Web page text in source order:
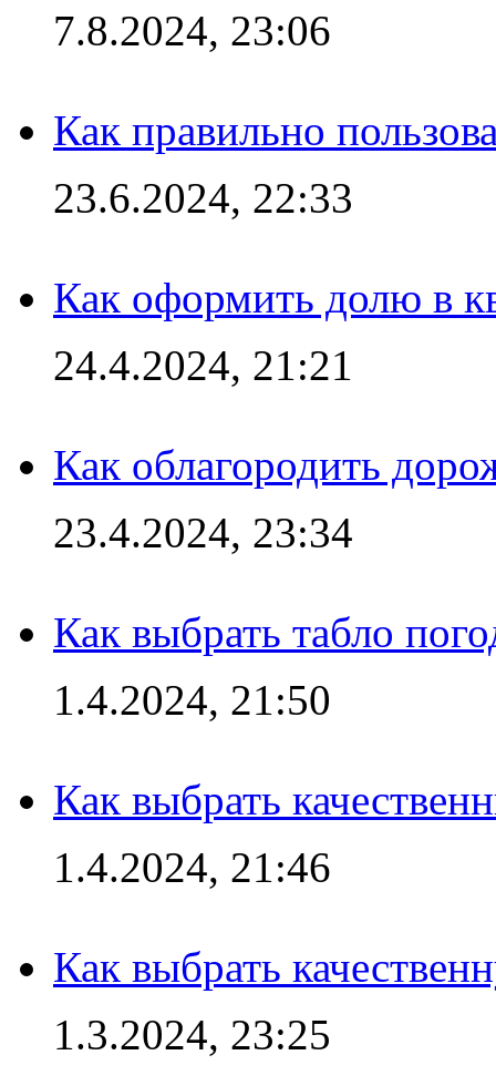
7.8.2024, 23:06
Как правильно
23.6.2024, 22:33
Как оформить долю в
24.4.2024, 21:21
Как облагородить
23.4.2024, 23:34
Как выбрать табло
1.4.2024, 21:50
Как выбрать
1.4.2024, 21:46
Как выбрать
1.3.2024, 23:25